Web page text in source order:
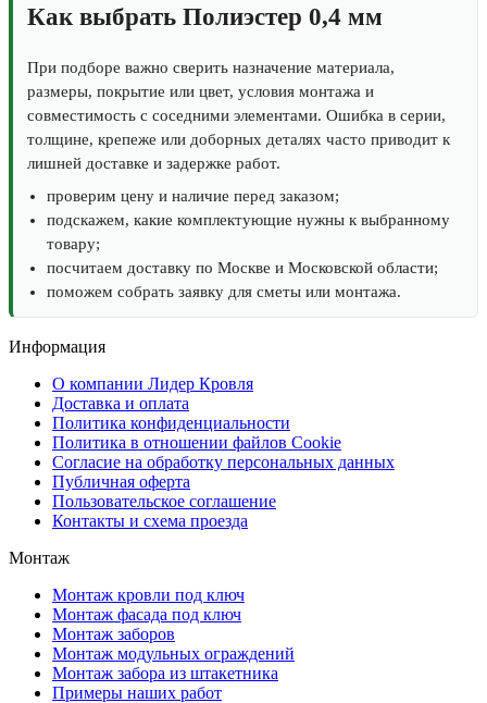
Как выбрать Полиэстер 0,4 мм
При подборе важно сверить назначение материала,
размеры, покрытие или цвет, условия монтажа и
совместимость с соседними элементами. Ошибка в серии,
толщине, крепеже или доборных деталях часто приводит к
лишней доставке и задержке работ.
проверим цену и наличие перед заказом;
подскажем, какие комплектующие нужны к выбранному
товару;
посчитаем доставку по Москве и Московской области;
поможем собрать заявку для сметы или монтажа.
Информация
О компании Лидер Кровля
Доставка и оплата
Политика конфиденциальности
Политика в отношении файлов Cookie
Согласие на обработку персональных данных
Публичная оферта
Пользовательское соглашение
Контакты и схема проезда
Монтаж
Монтаж кровли под ключ
Монтаж фасада под ключ
Монтаж заборов
Монтаж модульных ограждений
Монтаж забора из штакетника
Примеры наших работ